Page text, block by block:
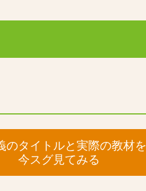
のタイトルと実際の教材を
今スグ見てみる